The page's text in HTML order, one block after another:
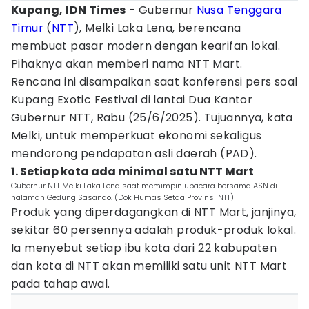
Kupang, IDN Times - Gubernur Nusa Tenggara
Timur (NTT), Melki Laka Lena, berencana
membuat pasar modern dengan kearifan lokal.
Pihaknya akan memberi nama NTT Mart.
Rencana ini disampaikan saat konferensi pers soal
Kupang Exotic Festival di lantai Dua Kantor
Gubernur NTT, Rabu (25/6/2025). Tujuannya, kata
Melki, untuk memperkuat ekonomi sekaligus
mendorong pendapatan asli daerah (PAD).
1. Setiap kota ada minimal satu NTT Mart
Gubernur NTT Melki Laka Lena saat memimpin upacara bersama ASN di
halaman Gedung Sasando. (Dok Humas Setda Provinsi NTT)
Produk yang diperdagangkan di NTT Mart, janjinya,
sekitar 60 persennya adalah produk-produk lokal.
Ia menyebut setiap ibu kota dari 22 kabupaten
dan kota di NTT akan memiliki satu unit NTT Mart
pada tahap awal.